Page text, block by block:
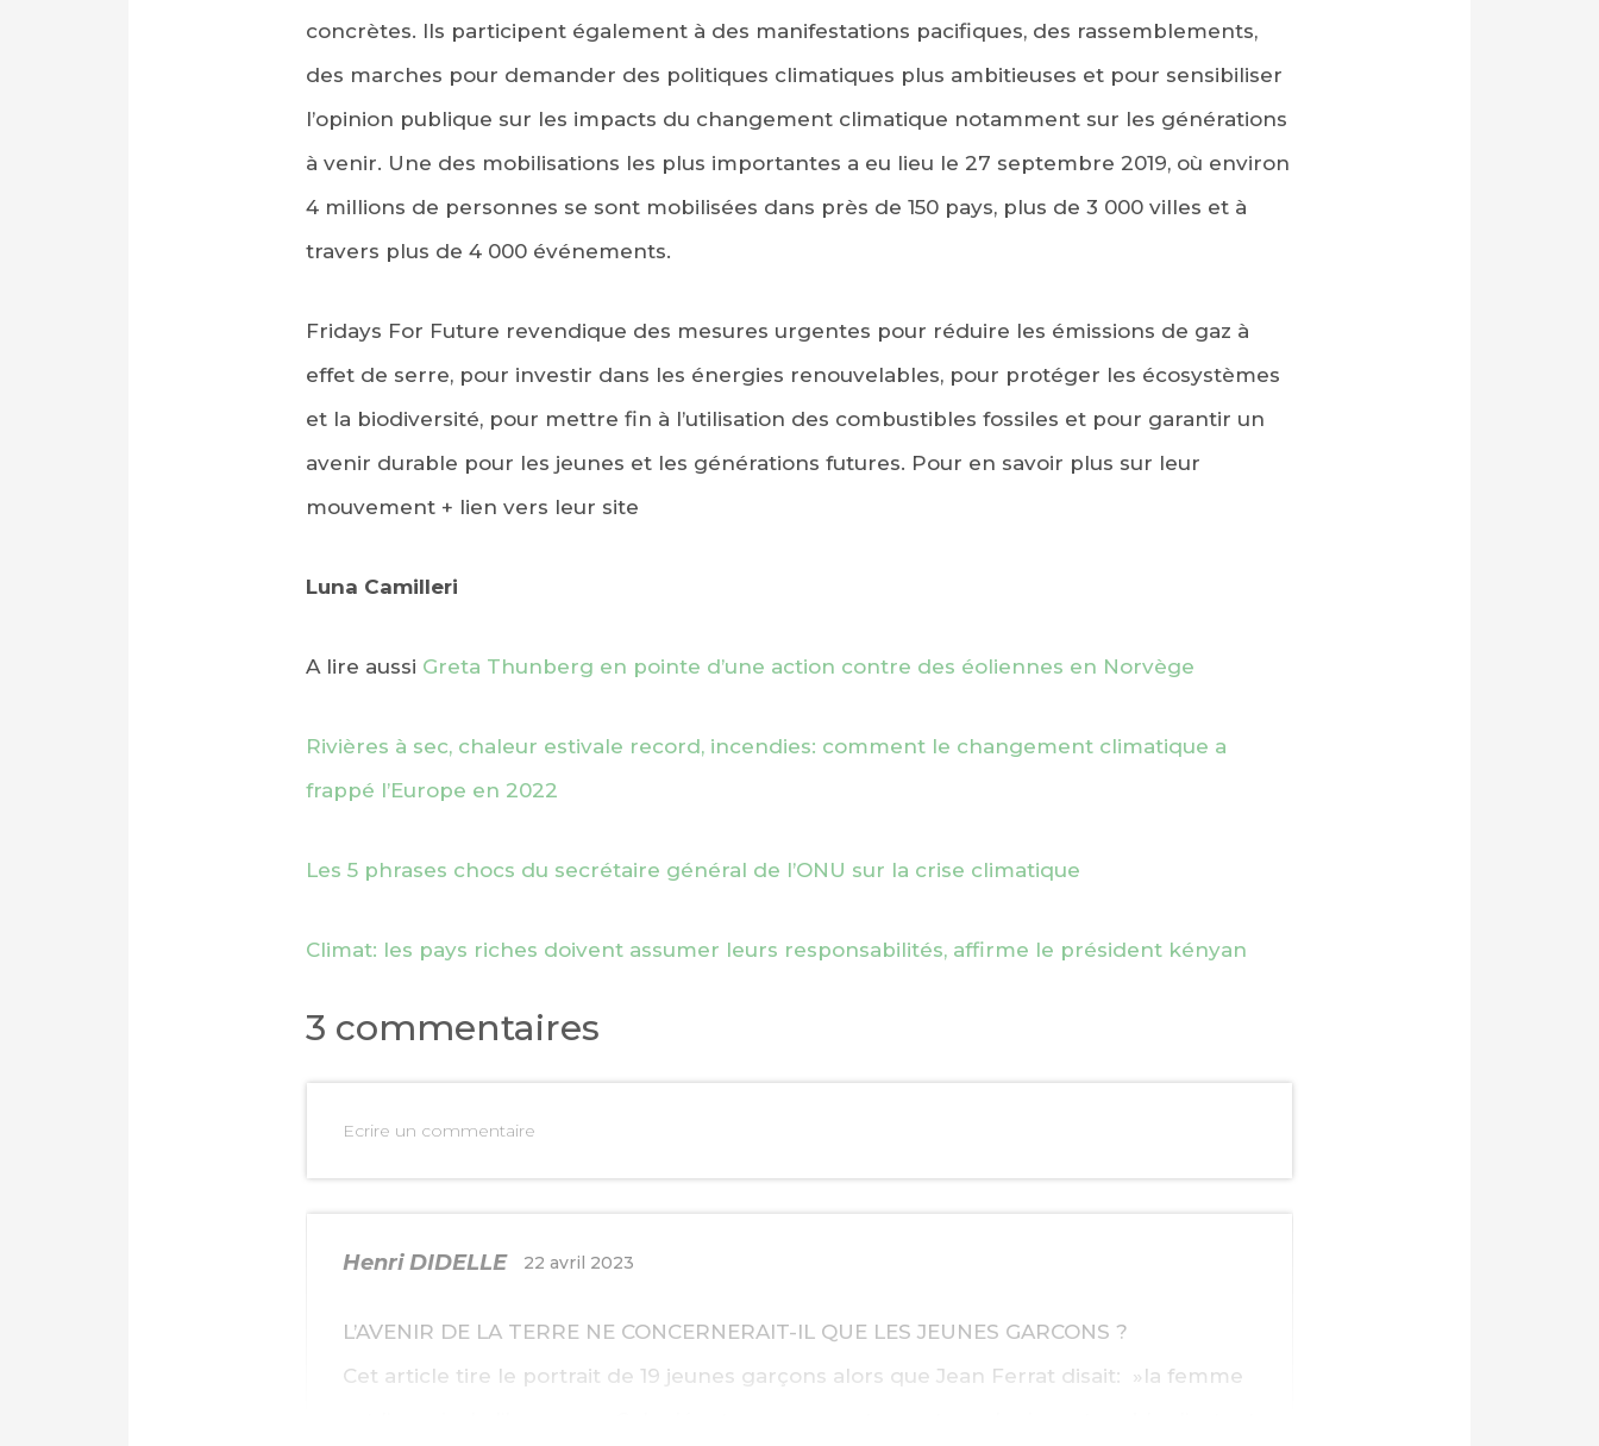
concrètes. Ils participent également à des manifestations pacifiques, des rassemblements,
des marches pour demander des politiques climatiques plus ambitieuses et pour sensibiliser
l’opinion publique sur les impacts du changement climatique notamment sur les générations
à venir. Une des mobilisations les plus importantes a eu lieu le 27 septembre 2019, où environ
4 millions de personnes se sont mobilisées dans près de 150 pays, plus de 3 000 villes et à
travers plus de 4 000 événements.
Fridays For Future revendique des mesures urgentes pour réduire les émissions de gaz à
effet de serre, pour investir dans les énergies renouvelables, pour protéger les écosystèmes
et la biodiversité, pour mettre fin à l’utilisation des combustibles fossiles et pour garantir un
avenir durable pour les jeunes et les générations futures. Pour en savoir plus sur leur
mouvement + lien vers leur site
Luna Camilleri
A lire aussi Greta Thunberg en pointe d’une action contre des éoliennes en Norvège
Rivières à sec, chaleur estivale record, incendies: comment le changement climatique a
frappé l’Europe en 2022
Les 5 phrases chocs du secrétaire général de l’ONU sur la crise climatique
Climat: les pays riches doivent assumer leurs responsabilités, affirme le président kényan
3 commentaires
Ecrire un commentaire
Henri DIDELLE 22 avril 2023
L’AVENIR DE LA TERRE NE CONCERNERAIT-IL QUE LES JEUNES GARCONS ?
Cet article tire le portrait de 19 jeunes garçons alors que Jean Ferrat disait: »la femme